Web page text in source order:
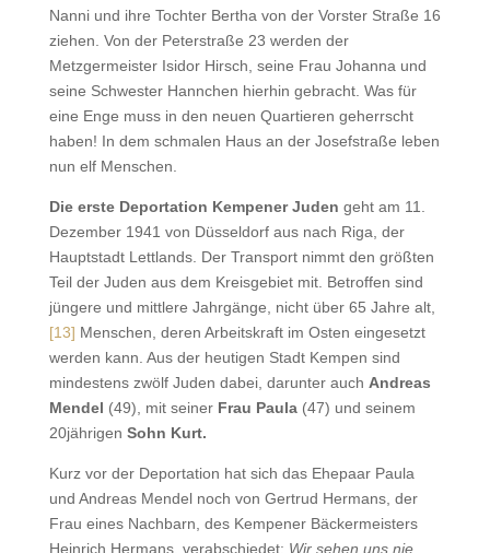
Nanni und ihre Tochter Bertha von der Vorster Straße 16
ziehen. Von der Peterstraße 23 werden der
Metzgermeister Isidor Hirsch, seine Frau Johanna und
seine Schwester Hannchen hierhin gebracht. Was für
eine Enge muss in den neuen Quartieren geherrscht
haben! In dem schmalen Haus an der Josefstraße leben
nun elf Menschen.
Die erste Deportation Kempener Juden geht am 11.
Dezember 1941 von Düsseldorf aus nach Riga, der
Hauptstadt Lettlands. Der Transport nimmt den größten
Teil der Juden aus dem Kreisgebiet mit. Betroffen sind
jüngere und mittlere Jahrgänge, nicht über 65 Jahre alt,
[13] Menschen, deren Arbeitskraft im Osten eingesetzt
werden kann. Aus der heutigen Stadt Kempen sind
mindestens zwölf Juden dabei, darunter auch Andreas
Mendel (49), mit seiner Frau Paula (47) und seinem
20jährigen Sohn Kurt.
Kurz vor der Deportation hat sich das Ehepaar Paula
und Andreas Mendel noch von Gertrud Hermans, der
Frau eines Nachbarn, des Kempener Bäckermeisters
Heinrich Hermans, verabschiedet: Wir sehen uns nie